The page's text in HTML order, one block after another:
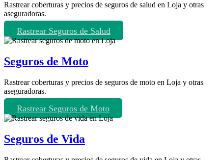
Rastrear coberturas y precios de seguros de salud en Loja y otras
aseguradoras.
Rastrear Seguros de Salud
Seguros de Moto
Rastrear coberturas y precios de seguros de moto en Loja y otras
aseguradoras.
Rastrear Seguros de Moto
Seguros de Vida